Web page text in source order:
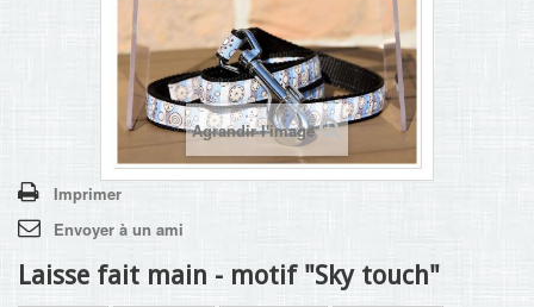
Agrandir l'image
Imprimer
Envoyer à un ami
Laisse fait main - motif "Sky touch"